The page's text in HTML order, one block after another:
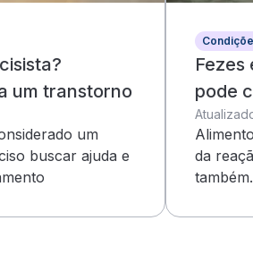
um transtorno
um
buscar ajuda e
Fezes
pode
da